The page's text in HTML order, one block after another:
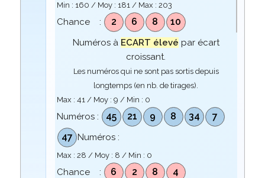
Min : 160 / Moy : 181/ Max : 203
Chance : 2 6 8 10
Numéros à ECART élevé par écart
croissant.
Les numéros qui ne sont pas sortis depuis
longtemps (en nb. de tirages).
Max : 41/ Moy : 9 / Min : 0
Numéros : 45 21 9 8 34
7
47 Numéros :
Max : 28 / Moy : 8 / Min : 0
Chance : 6 2 8 4